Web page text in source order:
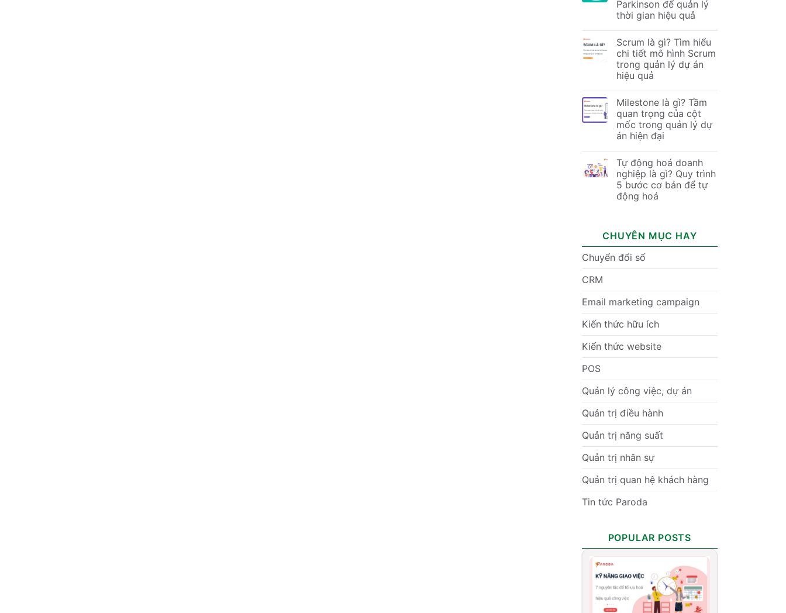
Parkinson để quản lý
thời gian hiệu quả
Scrum là gì? Tìm hiểu
chi tiết mô hình Scrum
trong quản lý dự án
hiệu quả
Milestone là gì? Tầm
quan trọng của cột
mốc trong quản lý dự
án hiện đại
Tự động hoá doanh
nghiệp là gì? Quy trình
5 bước cơ bản để tự
động hoá
CHUYÊN MỤC HAY
Chuyển đổi số
CRM
Email marketing campaign
Kiến thức hữu ích
Kiến thức website
POS
Quản lý công việc, dự án
Quản trị điều hành
Quản trị năng suất
Quản trị nhân sự
Quản trị quan hệ khách hàng
Tin tức Paroda
POPULAR POSTS